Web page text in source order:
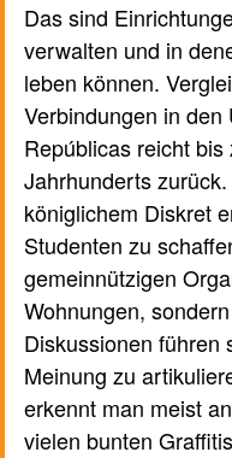
Das sind
verwalten und in
leben können.
Verbindungen in
Repúblicas reicht
Jahrhunderts
königlichem Diskret
Studenten zu
gemeinnützigen
Wohnungen,
Diskussionen führen
Meinung zu
erkennt man meist
vielen bunten